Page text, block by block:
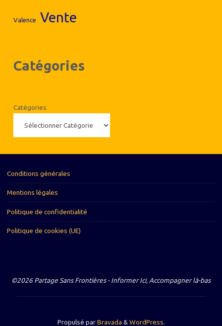
Valence Vente
Catégories
Catégories
Conditions générales
Mentions légales
Politique de confidentialité
Politique de cookies (UE)
©2026 Partage Sans Frontières - Informer Ici, Accompagner là-bas
Propulsé parBravada & WordPress.